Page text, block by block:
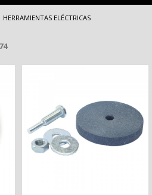
HERRAMIENTAS ELÉCTRICAS
74